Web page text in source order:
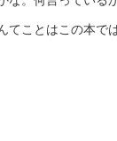
てことはこの本で